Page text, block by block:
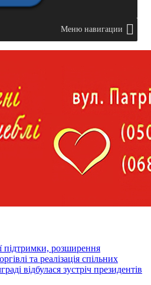
Меню навигации
підтримки, розширення
та реалізація спільних
відбулася зустріч президентів